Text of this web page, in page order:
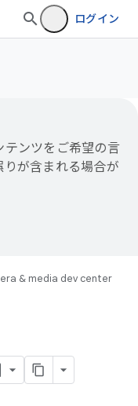
ログイン
ンツをご希望の言
が含まれる場合が
& media dev center